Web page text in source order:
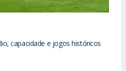
capacidade e jogos históricos